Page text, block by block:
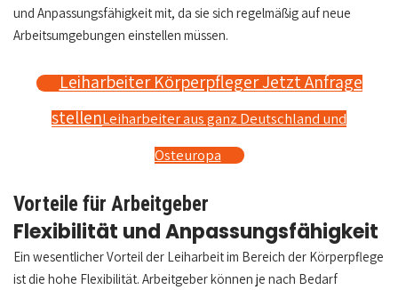
und Anpassungsfähigkeit mit, da sie sich regelmäßig auf neue
Arbeitsumgebungen einstellen müssen.
Leiharbeiter Körperpfleger Jetzt Anfrage
stellenLeiharbeiter aus ganz Deutschland und
Osteuropa
Vorteile für Arbeitgeber
Flexibilität und Anpassungsfähigkeit
Ein wesentlicher Vorteil der Leiharbeit im Bereich der Körperpflege
ist die hohe Flexibilität. Arbeitgeber können je nach Bedarf